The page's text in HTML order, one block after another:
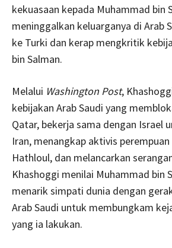
kekuasaan kepada Muhammad bin
meninggalkan keluarganya di Arab
ke Turki dan kerap mengkritik
bin Salman.
Melalui Washington Post,
kebijakan Arab Saudi yang
Qatar, bekerja sama dengan Israel
Iran, menangkap aktivis
Hathloul, dan melancarkan
Khashoggi menilai Muhammad bin
menarik simpati dunia dengan
Arab Saudi untuk membungkam
yang ia lakukan.